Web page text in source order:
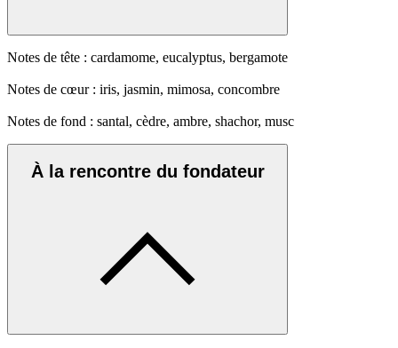
Notes de tête : cardamome, eucalyptus, bergamote
Notes de cœur : iris, jasmin, mimosa, concombre
Notes de fond : santal, cèdre, ambre, shachor, musc
À la rencontre du fondateur